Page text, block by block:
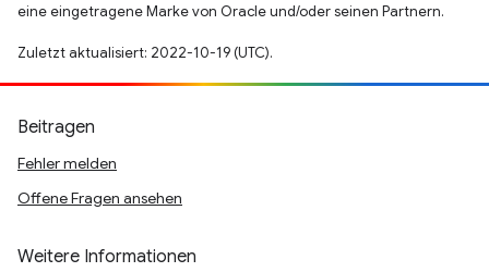
eine eingetragene Marke von Oracle und/oder seinen Partnern.
Zuletzt aktualisiert: 2022-10-19 (UTC).
Beitragen
Fehler melden
Offene Fragen ansehen
Weitere Informationen